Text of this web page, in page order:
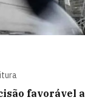
favorável